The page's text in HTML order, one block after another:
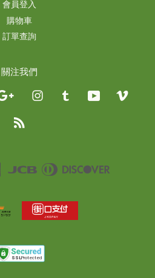
會員登入
購物車
訂單查詢
關注我們
Google InstagramTumblr YouTube
American
JCB
Diners